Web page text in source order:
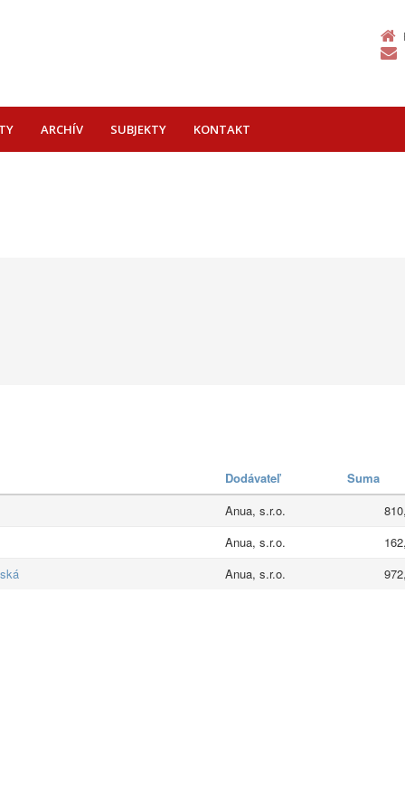
ARCHÍV SUBJEKTY KONTAKT
Dodávateľ Suma
Anua, s.r.o.
Anua, s.r.o.
Anua, s.r.o.